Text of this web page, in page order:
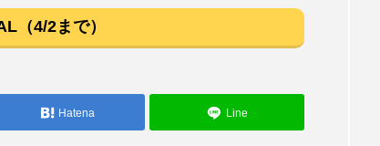
（4/2まで）
Hatena Line